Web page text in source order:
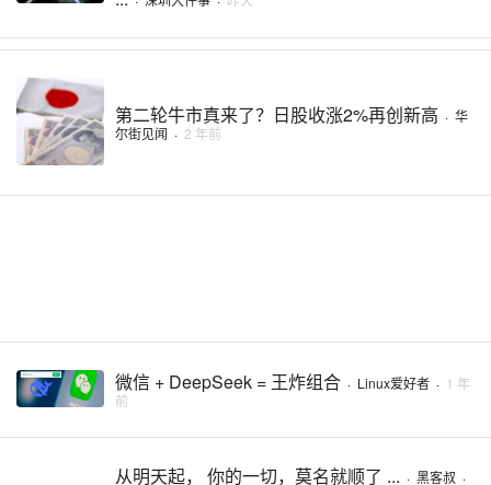
第二轮牛市真来了？日股收涨2%再创新高 · 华
尔街见闻 · 2 年前
微信 + DeepSeek = 王炸组合 · Linux爱好者 · 1 年
前
从明天起， 你的一切，莫名就顺了 ... · 黑客叔 ·